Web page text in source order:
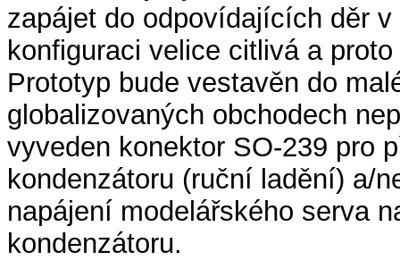
zapájet do odpovídajících děr
konfiguraci velice citlivá a
Prototyp bude vestavěn do
globalizovaných obchodech
vyveden konektor SO-239 pro
kondenzátoru (ruční ladění) a/
napájení modelářského serva
kondenzátoru.